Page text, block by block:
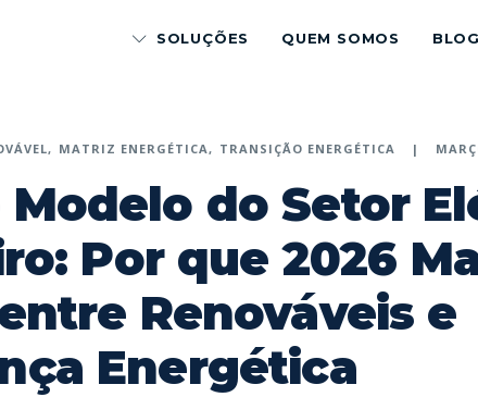
SOLUÇÕES QUEM SOMOS BLOG
MATRIZ ENERGÉTICA TRANSIÇÃO ENERGÉTICA
Modelo do Setor
Por que 2026
Renováveis e
Energética